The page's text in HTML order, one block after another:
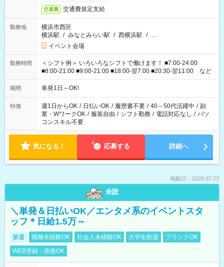
交通費 交通費規定支給
勤務地
横浜市西区
横浜駅 / みなとみらい駅 / 西横浜駅 / …
イベント会場
勤務時間
＜シフト例＞ いろいろなシフトで働けます！ ■7:00-24:00
■8:00-21:00 ■9:00-21:00 ■18:00-翌7:00 ■20:30-翌11:00 など
期間 単発1日～OK!
特徴 週1日からOK / 日払いOK / 履歴書不要 / 40～50代活躍中 / 副
業・WワークOK / 服装自由 / シフト勤務 / 電話対応なし / パソ
コンスキル不要
気になる！ 応募する 詳細へ
掲載日：2026.07.23
未読
＼単発＆日払いOK／エンタメ系のイベントスタ
ッフ＊日給1.5万～
派遣 職種未経験OK 社会人未経験OK 大学生歓迎
ブランクOK
WEB登録・面接OK